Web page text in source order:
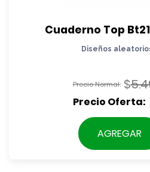
Cuaderno Top
Diseños
$
El
El
AGREGAR